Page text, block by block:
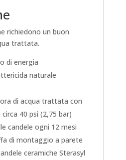
richiedono un buon
trattata.
di energia
naturale
di acqua trattata con
40 psi (2,75 bar)
candele ogni 12 mesi
di montaggio a parete
ceramiche Sterasyl